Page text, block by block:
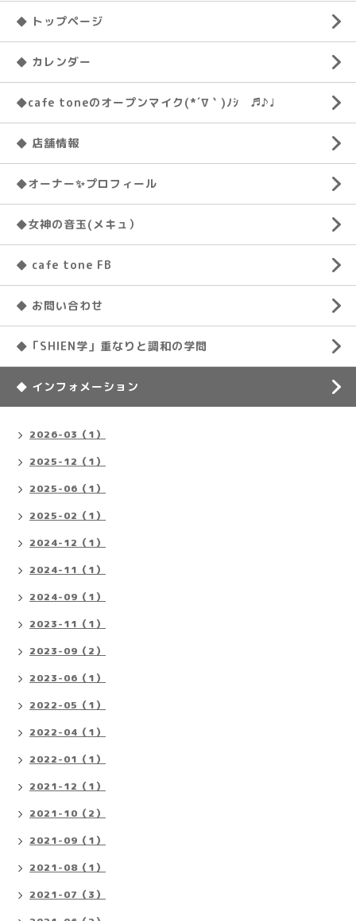
◆ トップページ
◆ カレンダー
◆cafe toneのオープンマイク(*´∇｀)ﾉｼ ♬♪♩
◆ 店舗情報
◆オーナー✨プロフィール
◆女神の音玉(メキュ）
◆ cafe tone FB
◆ お問い合わせ
◆「SHIEN学」重なりと調和の学問
◆ インフォメーション
2026-03（1）
2025-12（1）
2025-06（1）
2025-02（1）
2024-12（1）
2024-11（1）
2024-09（1）
2023-11（1）
2023-09（2）
2023-06（1）
2022-05（1）
2022-04（1）
2022-01（1）
2021-12（1）
2021-10（2）
2021-09（1）
2021-08（1）
2021-07（3）